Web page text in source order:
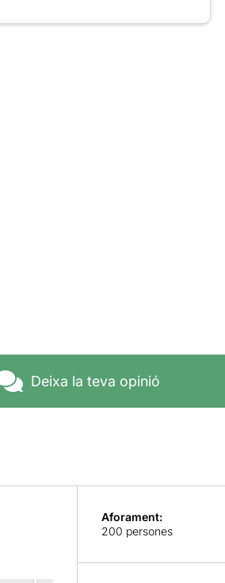
Deixa la teva opinió
Aforament:
200 persones